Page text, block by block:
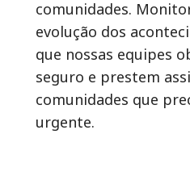
comunidades.
evolução dos
que nossas equipes
seguro e prestem
comunidades que
urgente.